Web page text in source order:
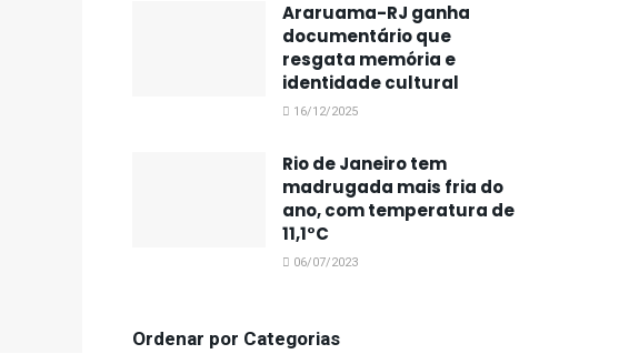
Araruama-RJ ganha
documentário que
resgata memória e
identidade cultural
16/12/2025
Rio de Janeiro tem
madrugada mais fria do
ano, com temperatura de
11,1°C
06/07/2023
Ordenar por Categorias